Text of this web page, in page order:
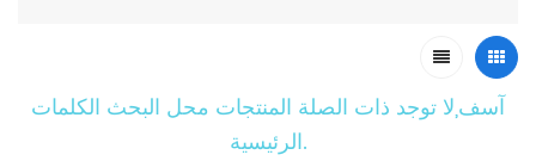
آسف,لا توجد ذات الصلة المنتجات محل البحث الكلمات
الرئيسية.